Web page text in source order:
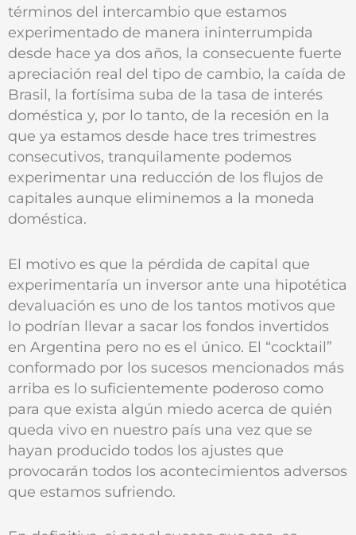
términos del intercambio que estamos
experimentado de manera ininterrumpida
desde hace ya dos años, la consecuente fuerte
apreciación real del tipo de cambio, la caída de
Brasil, la fortísima suba de la tasa de interés
doméstica y, por lo tanto, de la recesión en la
que ya estamos desde hace tres trimestres
consecutivos, tranquilamente podemos
experimentar una reducción de los flujos de
capitales aunque eliminemos a la moneda
doméstica.
El motivo es que la pérdida de capital que
experimentaría un inversor ante una hipotética
devaluación es uno de los tantos motivos que
lo podrían llevar a sacar los fondos invertidos
en Argentina pero no es el único. El “cocktail”
conformado por los sucesos mencionados más
arriba es lo suficientemente poderoso como
para que exista algún miedo acerca de quién
queda vivo en nuestro país una vez que se
hayan producido todos los ajustes que
provocarán todos los acontecimientos adversos
que estamos sufriendo.